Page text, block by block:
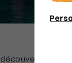
de la